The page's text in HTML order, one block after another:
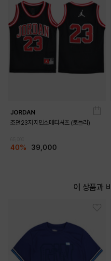
JORDAN
조던23저지민소매티셔츠 (토들러)
40% 39,000
이 상품과